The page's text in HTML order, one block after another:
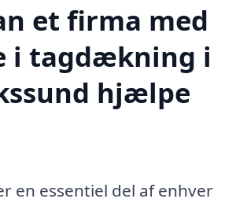
et firma med
i tagdækning i
hjælpe
en essentiel del af enhver